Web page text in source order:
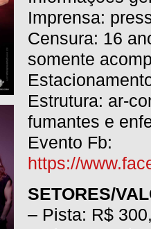
Imprensa:
Censura: 16
somente
Estrutura: ar-
fumantes e
Evento Fb:
https://
SETORES/
– Pista: R$